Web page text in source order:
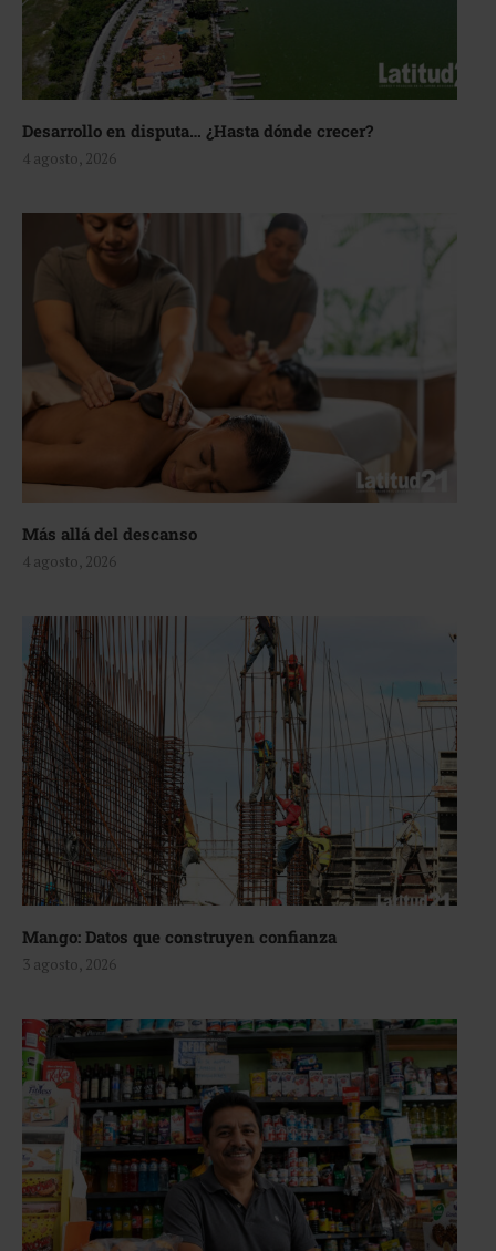
Desarrollo en disputa… ¿Hasta dónde crecer?
4 agosto, 2026
Más allá del descanso
4 agosto, 2026
Mango: Datos que construyen confianza
3 agosto, 2026